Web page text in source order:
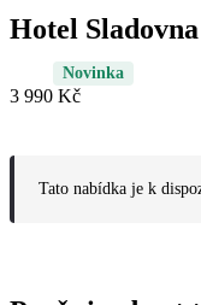
Hotel Sladovna
Novinka
3 990 Kč
Tato nabídka je k